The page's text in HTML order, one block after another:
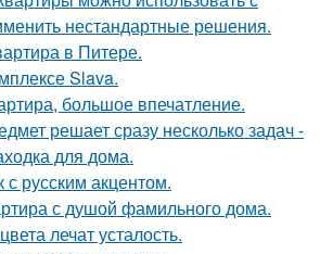
нестандартные решения.
в Питере.
Slava.
большое впечатление.
решает сразу несколько задач -
для дома.
русским акцентом.
с душой фамильного дома.
лечат усталость.